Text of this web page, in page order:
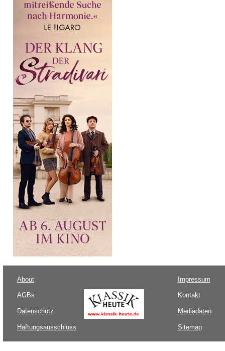
About
AGBs
Datenschutz
Haftungsausschluss
Impressum
Kontakt
Mediadaten
Sitemap